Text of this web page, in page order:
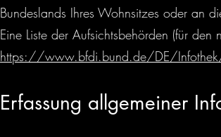
Bundeslands Ihres Wohnsitzes oder an
Eine Liste der Aufsichtsbehörden (für
https://www.bfdi.bund.de/DE/Infothek/
Erfassung allgemeiner